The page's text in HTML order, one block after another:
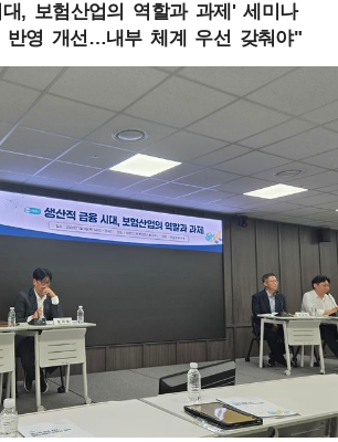
, 보험산업의 역할과 과제' 세미나
반영 개선…내부 체계 우선 갖춰야"